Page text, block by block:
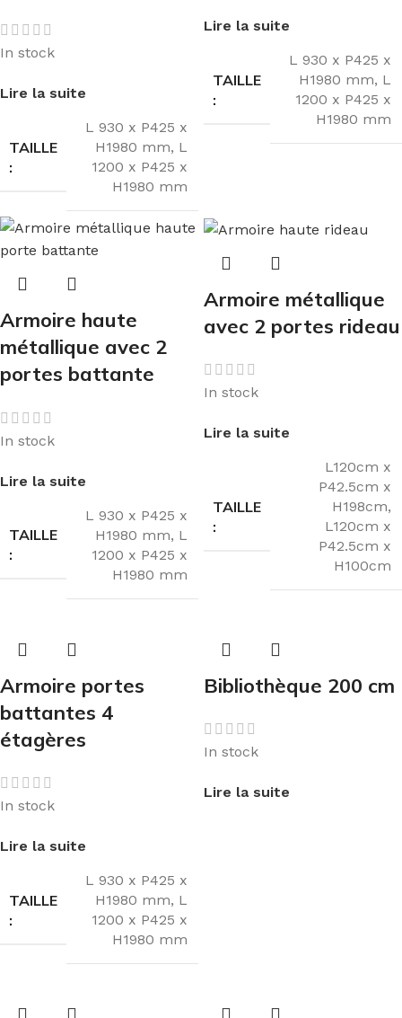
In stock
Lire la suite
TAILLE
:
L 930 x P425 x
H1980 mm, L
1200 x P425 x
H1980 mm
Lire la suite
TAILLE
:
L 930 x P425 x
H1980 mm, L
1200 x P425 x
H1980 mm
Armoire haute
métallique avec 2
portes battante
In stock
Lire la suite
TAILLE
:
L 930 x P425 x
H1980 mm, L
1200 x P425 x
H1980 mm
Armoire métallique
avec 2 portes rideau
In stock
Lire la suite
TAILLE
:
L120cm x
P42.5cm x
H198cm,
L120cm x
P42.5cm x
H100cm
Armoire portes
battantes 4
étagères
In stock
Lire la suite
TAILLE
:
L 930 x P425 x
H1980 mm, L
1200 x P425 x
H1980 mm
Bibliothèque 200 cm
In stock
Lire la suite